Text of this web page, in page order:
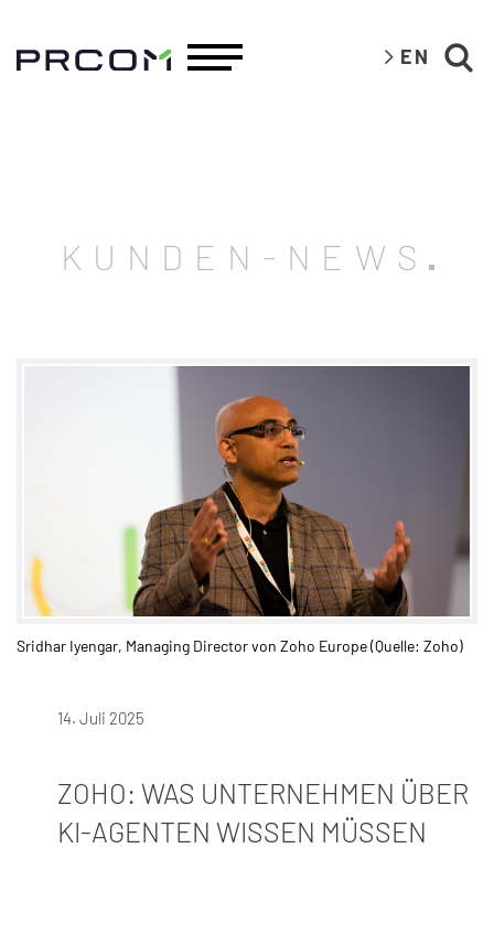
EN
KUNDEN-NEWS
Sridhar Iyengar, Managing Director von Zoho Europe (Quelle: Zoho)​
14. Juli 2025
ZOHO: WAS UNTERNEHMEN ÜBER
KI-AGENTEN WISSEN MÜSSEN